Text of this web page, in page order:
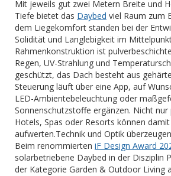
Mit jeweils gut zwei Metern Breite und
Tiefe bietet das Daybed viel Raum zum
dem Liegekomfort standen bei der
Solidität und Langlebigkeit im
Rahmenkonstruktion ist
Regen, UV-Strahlung und
geschützt, das Dach besteht aus
Steuerung läuft über eine App, auf
LED-Ambientebeleuchtung oder
Sonnenschutzstoffe ergänzen. Nicht nur
Hotels, Spas oder Resorts können
aufwerten.Technik und Optik
Beim renommierten iF Design Award
solarbetriebene Daybed in der Disziplin
der Kategorie Garden & Outdoor Living